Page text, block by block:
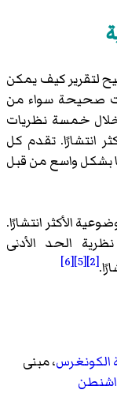
لتقرير كيف يمكن
صحيحة سواء من
خمسة نظريات
انتشارًا. تقدم كل
بشكل واسع من قبل
الأكثر انتشارًا.
الحد الأدنى
[2]
[5]
[6]
الكونغرس، مبنى